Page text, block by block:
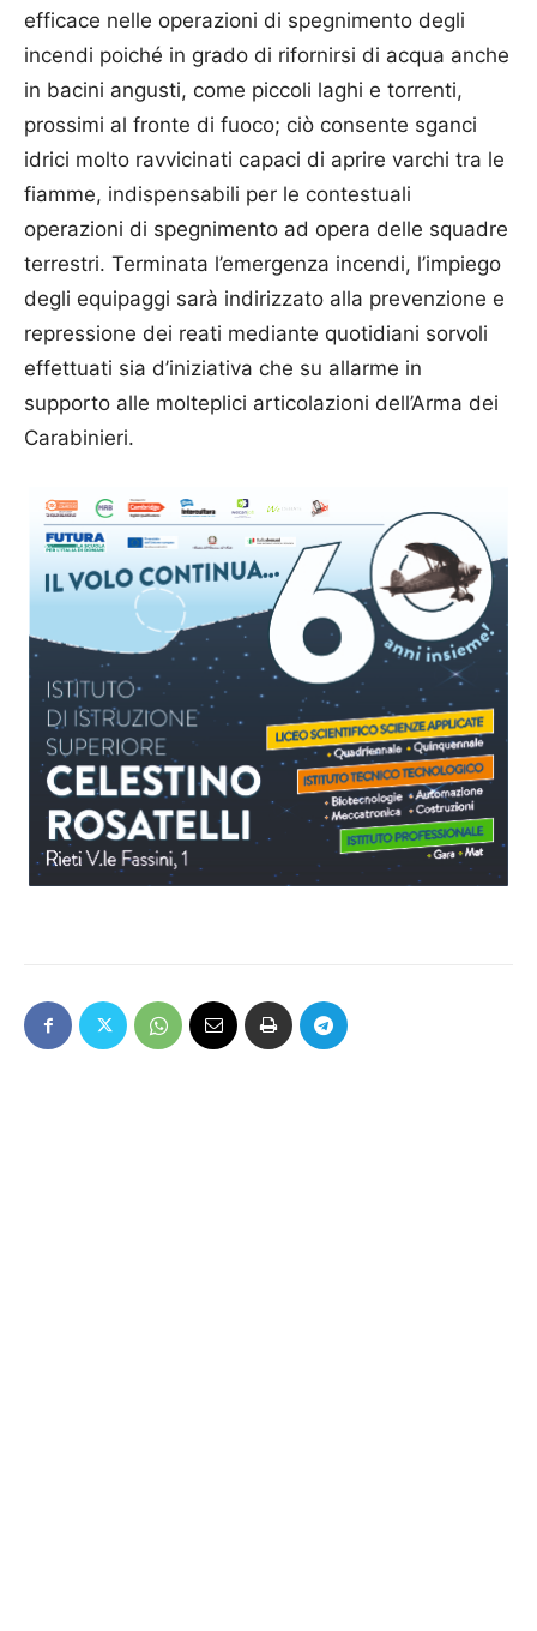
efficace nelle operazioni di spegnimento degli
incendi poiché in grado di rifornirsi di acqua anche
in bacini angusti, come piccoli laghi e torrenti,
prossimi al fronte di fuoco; ciò consente sganci
idrici molto ravvicinati capaci di aprire varchi tra le
fiamme, indispensabili per le contestuali
operazioni di spegnimento ad opera delle squadre
terrestri. Terminata l’emergenza incendi, l’impiego
degli equipaggi sarà indirizzato alla prevenzione e
repressione dei reati mediante quotidiani sorvoli
effettuati sia d’iniziativa che su allarme in
supporto alle molteplici articolazioni dell’Arma dei
Carabinieri.